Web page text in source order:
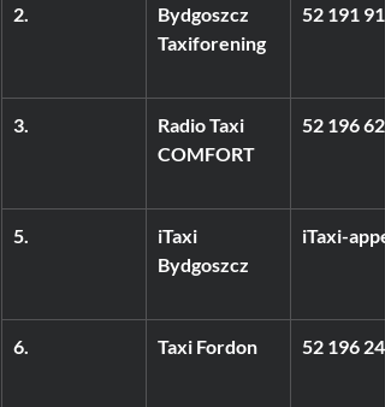
2.
Bydgoszcz
Taxiforening
52 191 91
3.
Radio Taxi
COMFORT
52 196 62
5.
iTaxi
Bydgoszcz
iTaxi-
6. Taxi Fordon 52 196 24